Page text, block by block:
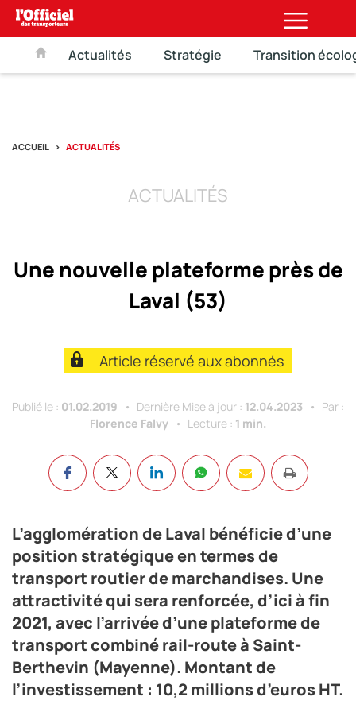
Actualités Stratégie Transition
ACCUEIL ACTUALITÉS
ACTUALITÉS
Une nouvelle plateforme près de
Laval (53)
Article réservé aux abonnés
Publié le : 01.02.2019 Dernière Mise à jour : 12.04.2023
Par :
Florence Falvy
Lecture : 1 min.
L’agglomération de Laval bénéficie d’une
position stratégique en termes de
transport routier de marchandises. Une
attractivité qui sera renforcée, d’ici à fin
2021, avec l’arrivée d’une plateforme de
transport combiné rail-route à Saint-
Berthevin (Mayenne). Montant de
l’investissement : 10,2 millions d’euros HT.